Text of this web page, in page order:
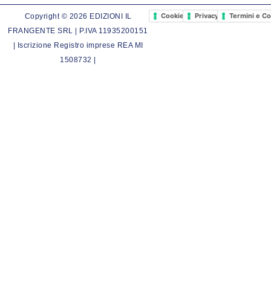
Copyright © 2026 EDIZIONI IL
FRANGENTE SRL | P.IVA 11935200151
| Iscrizione Registro imprese REA MI
1508732 |
Cookie PolicyPrivacy PolicyTermini e